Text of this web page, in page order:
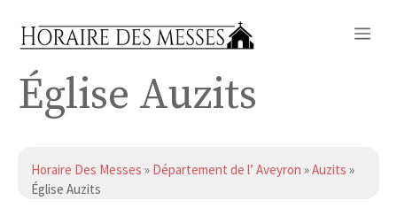
Église Auzits
Horaire Des Messes » Département de l’ Aveyron »Auzits »
Église Auzits